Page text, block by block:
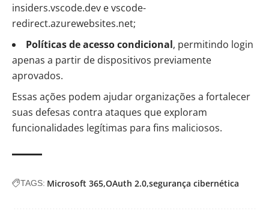
insiders.vscode.dev e vscode-
redirect.azurewebsites.net;
Políticas de acesso condicional, permitindo login
apenas a partir de dispositivos previamente
aprovados.
Essas ações podem ajudar organizações a fortalecer
suas defesas contra ataques que exploram
funcionalidades legítimas para fins maliciosos.
TAGS: Microsoft 365 OAuth 2.0 segurança cibernética